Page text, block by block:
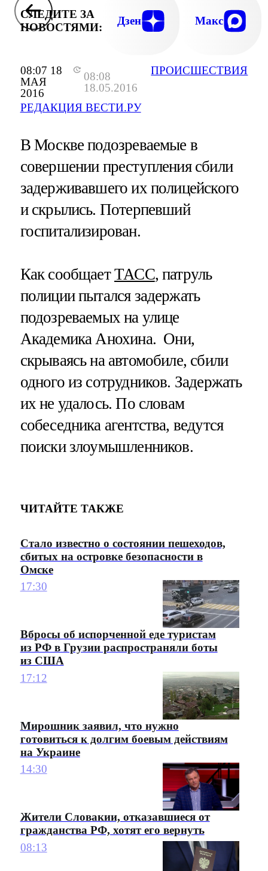
08:07 18
МАЯ
2016
08:08
18.05.2016
РЕДАКЦИЯ ВЕСТИ.РУ
ПРОИСШЕСТВИЯ
СЛЕДИТЕ ЗА
НОВОСТЯМИ:
Дзен Макс
В Москве подозреваемые в
совершении преступления сбили
задерживавшего их полицейского
и скрылись. Потерпевший
госпитализирован.
Как сообщаетТАСС, патруль
полиции пытался задержать
подозреваемых на улице
Академика Анохина. Они,
скрываясь на автомобиле, сбили
одного из сотрудников. Задержать
их не удалось. По словам
собеседника агентства, ведутся
поиски злоумышленников.
ЧИТАЙТЕ ТАКЖЕ
Стало известно о состоянии пешеходов,
сбитых на островке безопасности в
Омске
17:30
Вбросы об испорченной еде туристам
из РФ в Грузии распространяли боты
из США
17:12
Мирошник заявил, что нужно
готовиться к долгим боевым действиям
на Украине
14:30
Жители Словакии, отказавшиеся от
гражданства РФ, хотят его вернуть
08:13